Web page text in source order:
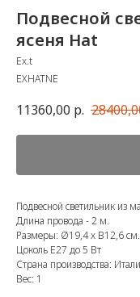
Подвесной
ясеня Hat
Ex.t
EXHATNE
11360,00 р.
Подвесной светильник из
Длина провода - 2 м.
Размеры: Ø19,4 x В12,6 см.
Цоколь E27 до 5 Вт
Страна производства:
Вес: 1